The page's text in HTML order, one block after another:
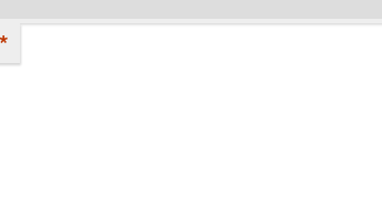
*